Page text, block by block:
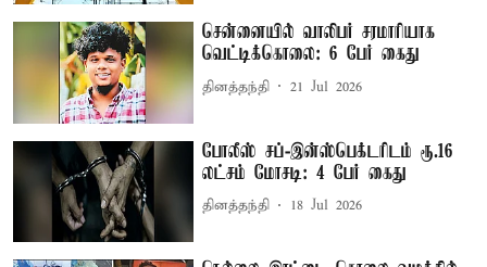
சென்னையில் வாலிபர் சரமாரியாக
வெட்டிக்கொலை: 6 பேர் கைது
தினத்தந்தி 21 Jul 2026
போலீஸ் சப்-இன்ஸ்பெக்டரிடம் ரூ.16
லட்சம் மோசடி: 4 பேர் கைது
தினத்தந்தி 18 Jul 2026